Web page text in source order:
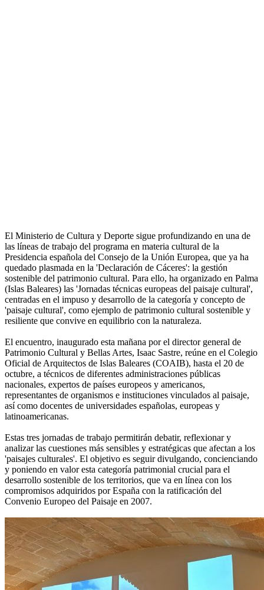
El Ministerio de Cultura y Deporte sigue profundizando en una de
las líneas de trabajo del programa en materia cultural de la
Presidencia española del Consejo de la Unión Europea, que ya ha
quedado plasmada en la 'Declaración de Cáceres': la gestión
sostenible del patrimonio cultural. Para ello, ha organizado en Palma
(Islas Baleares) las 'Jornadas técnicas europeas del paisaje cultural',
centradas en el impuso y desarrollo de la categoría y concepto de
'paisaje cultural', como ejemplo de patrimonio cultural sostenible y
resiliente que convive en equilibrio con la naturaleza.
El encuentro, inaugurado esta mañana por el director general de
Patrimonio Cultural y Bellas Artes, Isaac Sastre, reúne en el Colegio
Oficial de Arquitectos de Islas Baleares (COAIB), hasta el 20 de
octubre, a técnicos de diferentes administraciones públicas
nacionales, expertos de países europeos y americanos,
representantes de organismos e instituciones vinculados al paisaje,
así como docentes de universidades españolas, europeas y
latinoamericanas.
Estas tres jornadas de trabajo permitirán debatir, reflexionar y
analizar las cuestiones más sensibles y estratégicas que afectan a los
'paisajes culturales'. El objetivo es seguir divulgando, concienciando
y poniendo en valor esta categoría patrimonial crucial para el
desarrollo sostenible de los territorios, que va en línea con los
compromisos adquiridos por España con la ratificación del
Convenio Europeo del Paisaje en 2007.